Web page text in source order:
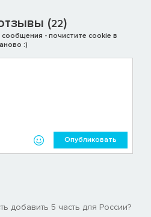
(22)
- почистите cookie в
:)
Опубликовать
добавить 5 часть для России?